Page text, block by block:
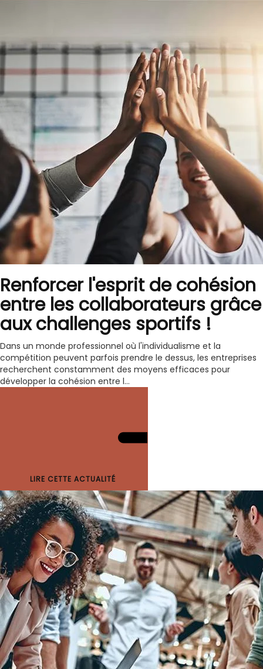
Renforcer l'esprit de cohésion
entre les collaborateurs grâce
aux challenges sportifs !
Dans un monde professionnel où l'individualisme et la
compétition peuvent parfois prendre le dessus, les entreprises
recherchent constamment des moyens efficaces pour
développer la cohésion entre l...
LIRE CETTE ACTUALITÉ